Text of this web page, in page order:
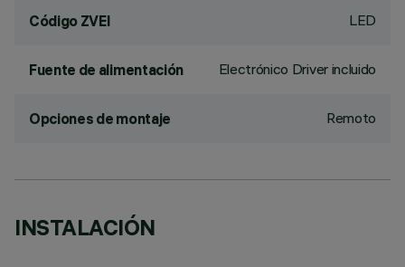
Código ZVEI LED
Fuente de alimentación Electrónico Driver incluido
Opciones de montaje Remoto
INSTALACIÓN